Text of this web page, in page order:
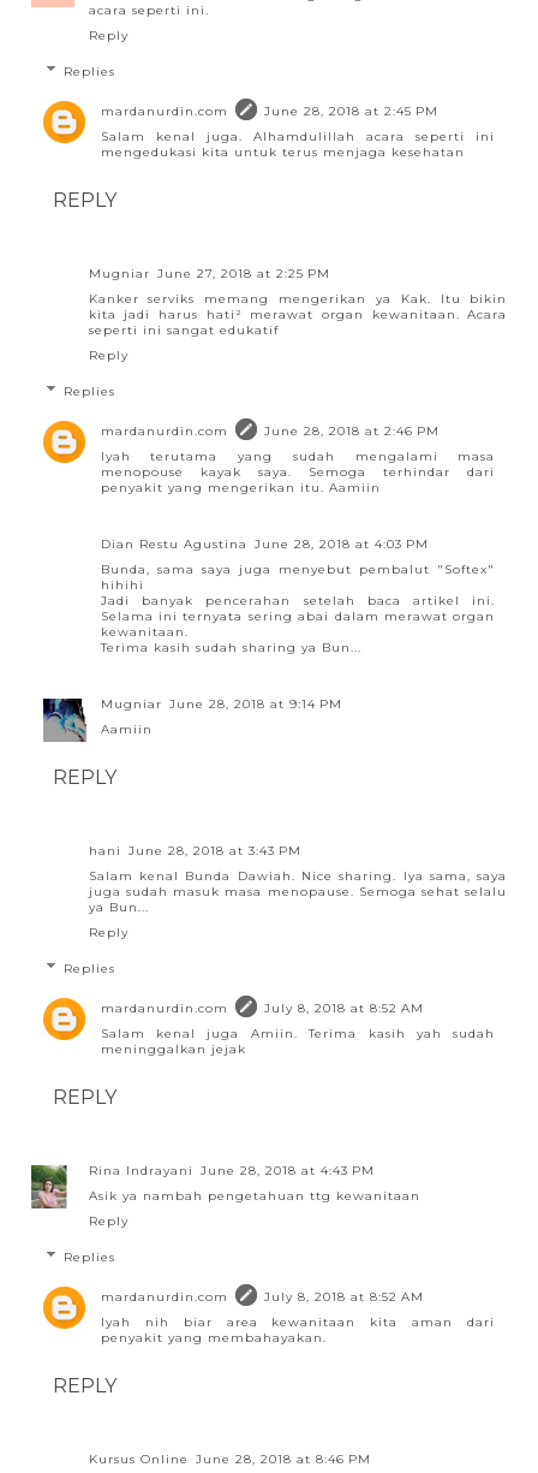
acara seperti ini.
Reply
Replies
mardanurdin.com
June 28, 2018 at 2:45 PM
Salam kenal juga. Alhamdulillah acara seperti ini
mengedukasi kita untuk terus menjaga kesehatan
REPLY
Mugniar June 27, 2018 at 2:25 PM
Kanker serviks memang mengerikan ya Kak. Itu bikin
kita jadi harus hati² merawat organ kewanitaan. Acara
seperti ini sangat edukatif
Reply
Replies
mardanurdin.com
June 28, 2018 at 2:46 PM
Iyah terutama yang sudah mengalami masa
menopouse kayak saya. Semoga terhindar dari
penyakit yang mengerikan itu. Aamiin
Dian Restu Agustina
June 28, 2018 at 4:03 PM
Bunda, sama saya juga menyebut pembalut "Softex"
hihihi
Jadi banyak pencerahan setelah baca artikel ini.
Selama ini ternyata sering abai dalam merawat organ
kewanitaan.
Terima kasih sudah sharing ya Bun...
Mugniar June 28, 2018 at 9:14 PM
Aamiin
REPLY
hani
June 28, 2018 at 3:43 PM
Salam kenal Bunda Dawiah. Nice sharing. Iya sama, saya
juga sudah masuk masa menopause. Semoga sehat selalu
ya Bun...
Reply
Replies
mardanurdin.com
July 8, 2018 at 8:52 AM
Salam kenal juga Amiin. Terima kasih yah sudah
meninggalkan jejak
REPLY
Rina Indrayani
June 28, 2018 at 4:43 PM
Asik ya nambah pengetahuan ttg kewanitaan
Reply
Replies
mardanurdin.com
July 8, 2018 at 8:52 AM
Iyah nih biar area kewanitaan kita aman dari
penyakit yang membahayakan.
REPLY
Kursus Online
June 28, 2018 at 8:46 PM